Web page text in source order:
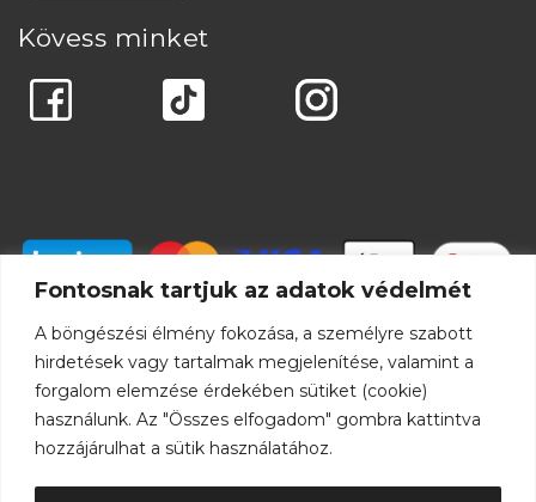
Fontosnak tartjuk az adatok védelmét
A böngészési élmény fokozása, a személyre szabott
hirdetések vagy tartalmak megjelenítése, valamint a
forgalom elemzése érdekében sütiket (cookie)
használunk. Az "Összes elfogadom" gombra kattintva
hozzájárulhat a sütik használatához.
Kövess minket